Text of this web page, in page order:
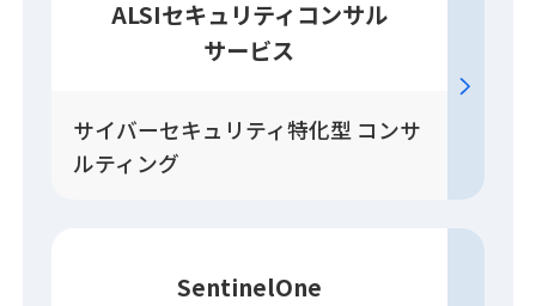
ALSIセキュリティコンサル
サービス
サイバーセキュリティ特化型 コンサ
ルティング
SentinelOne